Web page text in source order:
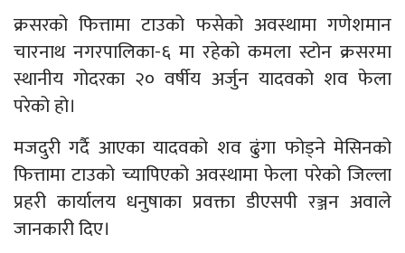
क्रसरको फित्तामा टाउको फसेको अवस्थामा गणेशमान
चारनाथ नगरपालिका-६ मा रहेको कमला स्टोन क्रसरमा
स्थानीय गोदरका २० वर्षीय अर्जुन यादवको शव फेला
परेको हो।
मजदुरी गर्दै आएका यादवको शव ढुंगा फोड्ने मेसिनको
फित्तामा टाउको च्यापिएको अवस्थामा फेला परेको जिल्ला
प्रहरी कार्यालय धनुषाका प्रवक्ता डीएसपी रञ्जन अवाले
जानकारी दिए।